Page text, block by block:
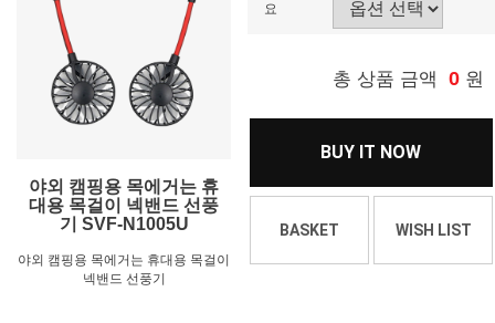
야외 캠핑용 목에거는 휴
대용 목걸이 넥밴드 선풍
기 SVF-N1005U
야외 캠핑용 목에거는 휴대용 목걸이
넥밴드 선풍기
요
총 상품 금액 0 원
BUY IT NOW
BASKET WISH LIST